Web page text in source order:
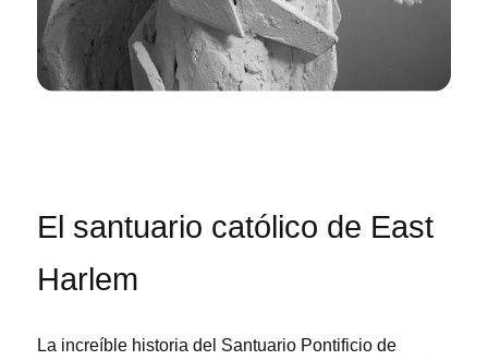
El santuario católico de East
Harlem
La increíble historia del Santuario Pontificio de